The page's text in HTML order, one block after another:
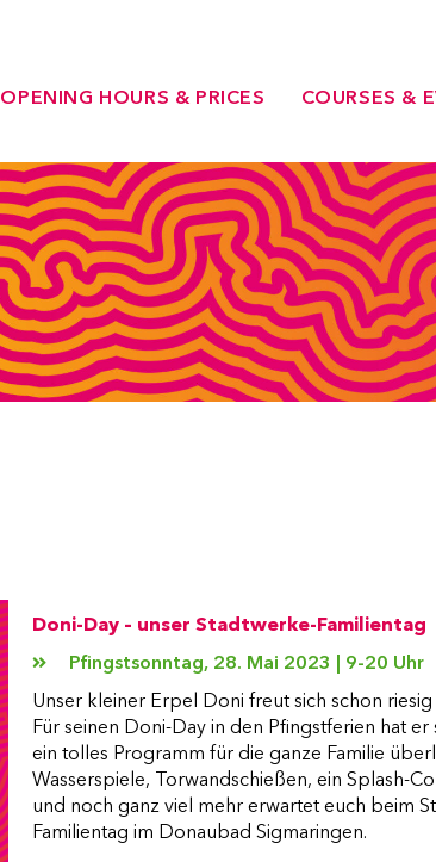
OPENING HOURS & PRICES COURSES &
Doni-Day – unser Stadtwerke-Familientag
Pfingstsonntag, 28. Mai 2023 | 9-20 Uhr
Unser kleiner Erpel Doni freut sich schon
Für seinen Doni-Day in den Pfingstferien hat er
ein tolles Programm für die ganze Familie
Wasserspiele, Torwandschießen, ein Splash-
und noch ganz viel mehr erwartet euch beim
Familientag im Donaubad Sigmaringen.